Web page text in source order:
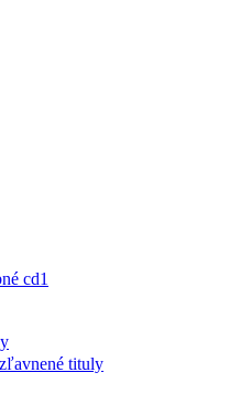
cd1
zľavnené tituly